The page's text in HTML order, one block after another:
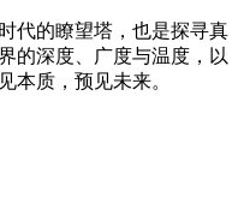
代的瞭望塔，也是探寻真
的深度、广度与温度，以
本质，预见未来。